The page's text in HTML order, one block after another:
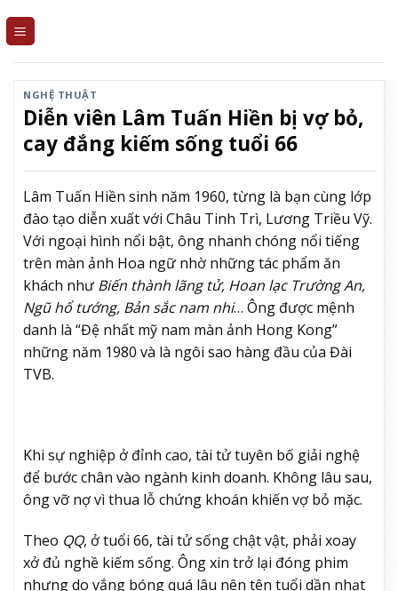
NGHỆ THUẬT
Diễn viên Lâm Tuấn Hiền bị vợ bỏ,
cay đắng kiếm sống tuổi 66
Lâm Tuấn Hiền sinh năm 1960, từng là bạn cùng lớp
đào tạo diễn xuất với Châu Tinh Trì, Lương Triều Vỹ.
Với ngoại hình nổi bật, ông nhanh chóng nổi tiếng
trên màn ảnh Hoa ngữ nhờ những tác phẩm ăn
khách như Biến thành lãng tử, Hoan lạc Trường An,
Ngũ hổ tướng, Bản sắc nam nhi… Ông được mệnh
danh là “Đệ nhất mỹ nam màn ảnh Hong Kong”
những năm 1980 và là ngôi sao hàng đầu của Đài
TVB.
Khi sự nghiệp ở đỉnh cao, tài tử tuyên bố giải nghệ
để bước chân vào ngành kinh doanh. Không lâu sau,
ông vỡ nợ vì thua lỗ chứng khoán khiến vợ bỏ mặc.
Theo QQ, ở tuổi 66, tài tử sống chật vật, phải xoay
xở đủ nghề kiếm sống. Ông xin trở lại đóng phim
nhưng do vắng bóng quá lâu nên tên tuổi dần nhạt